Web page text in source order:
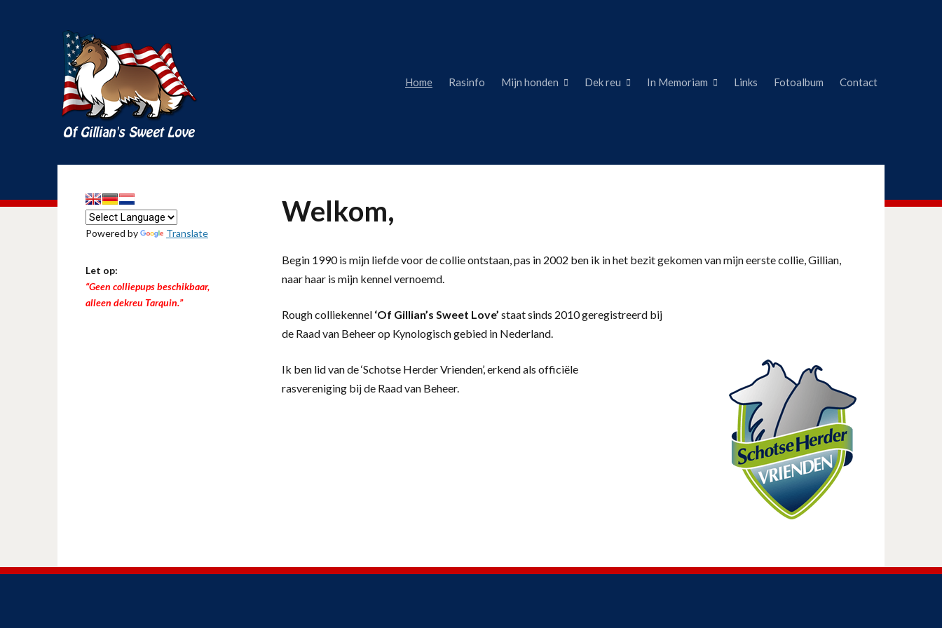
Home Rasinfo Mijn honden Dek reu In Memoriam Links Fotoalbum Contact
Welkom,
Begin 1990 is mijn liefde voor de collie ontstaan, pas in 2002 ben ik in het bezit gekomen van mijn eerste collie, Gillian,
naar haar is mijn kennel vernoemd.
Rough colliekennel ‘Of Gillian’s Sweet Love’ staat sinds 2010 geregistreerd bij
de Raad van Beheer op Kynologisch gebied in Nederland.
Ik ben lid van de ‘Schotse Herder Vrienden’, erkend als officiële
rasvereniging bij de Raad van Beheer.
Powered by Translate
Let op:
“Geen colliepups beschikbaar,
alleen dekreu Tarquin.”